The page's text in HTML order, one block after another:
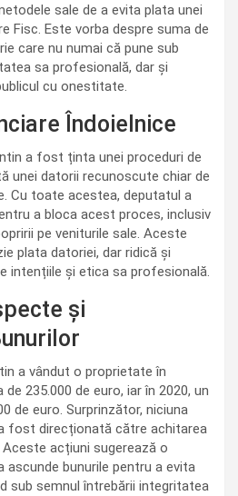
sale de a evita plata unei
Fisc. Este vorba despre suma de
care nu numai că pune sub
sa profesională, dar și
cu onestitate.
Îndoielnice
a fost ținta unei proceduri de
unei datorii recunoscute chiar de
Cu toate acestea, deputatul a
a bloca acest proces, inclusiv
pe veniturile sale. Aceste
plata datoriei, dar ridică și
intențiile și etica sa profesională.
și
a vândut o proprietate în
235.000 de euro, iar în 2020, un
de euro. Surprinzător, niciuna
fost direcționată către achitarea
acțiuni sugerează o
ascunde bunurile pentru a evita
sub semnul întrebării integritatea